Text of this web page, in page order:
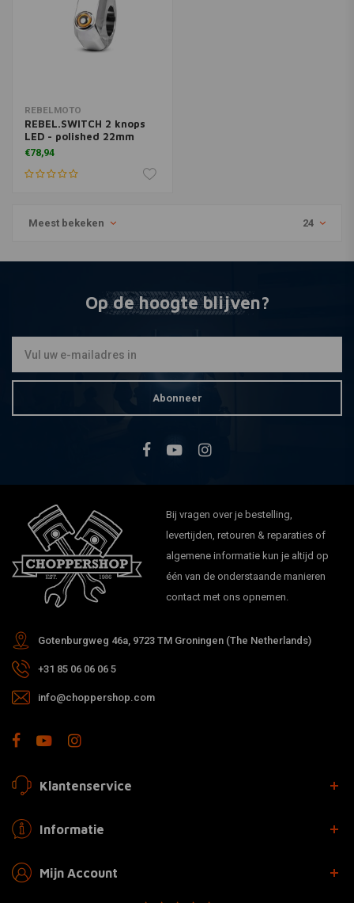
REBELMOTO
REBEL.SWITCH 2 knops
LED - polished 22mm
€78,94
Meest bekeken 24
Op de hoogte blijven?
Abonneer
Bij vragen over je bestelling,
levertijden, retouren & reparaties of
algemene informatie kun je altijd op
één van de onderstaande manieren
contact met ons opnemen.
Gotenburgweg 46a, 9723 TM Groningen (The Netherlands)
+31 85 06 06 06 5
info@choppershop.com
Klantenservice
Informatie
Mijn Account